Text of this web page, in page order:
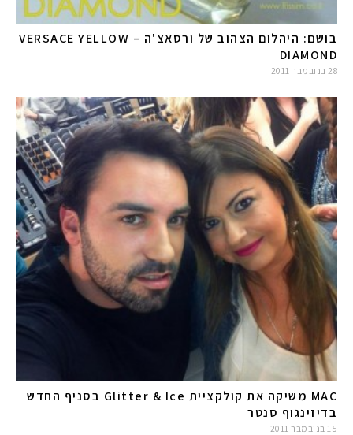
בושם: היהלום הצהוב של ורסאצ'ה – VERSACE YELLOW
DIAMOND
28 בנובמבר 2011
MAC משיקה את קולקציית Glitter & Ice בסניף החדש
בדיזינגוף סנטר
15 בנובמבר 2011